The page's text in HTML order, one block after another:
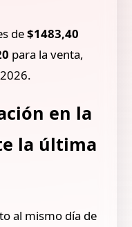
de$1483,40
para la venta,
en la
la última
al mismo día de